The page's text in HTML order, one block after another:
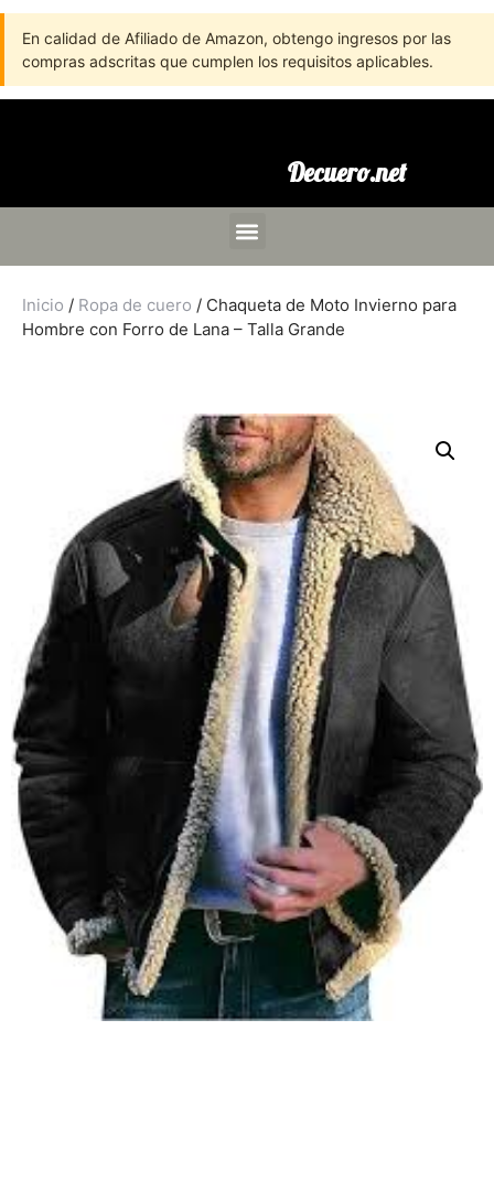
En calidad de Afiliado de Amazon, obtengo ingresos por las
compras adscritas que cumplen los requisitos aplicables.
Decuero.net
Inicio / Ropa de cuero / Chaqueta de Moto Invierno para
Hombre con Forro de Lana – Talla Grande